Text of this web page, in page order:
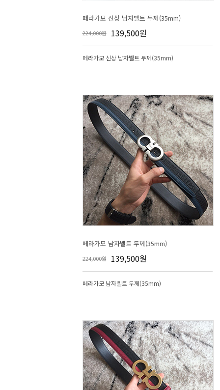
페라가모 신상 남자벨트 두께(35mm)
224,000원 139,500원
페라가모 신상 남자벨트 두께(35mm)
페라가모 남자벨트 두께(35mm)
224,000원 139,500원
페라가모 남자벨트 두께(35mm)